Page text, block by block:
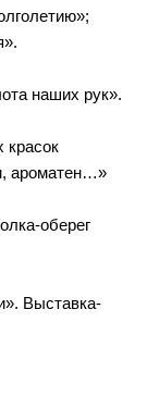
наших рук».
красок
ароматен…»
оберег
Выставка-